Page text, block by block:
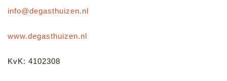
info@degasthuizen.nl
www.degasthuizen.nl
KvK: 4102308